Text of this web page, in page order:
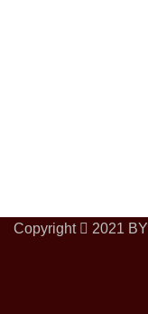
Copyright 2021 BY